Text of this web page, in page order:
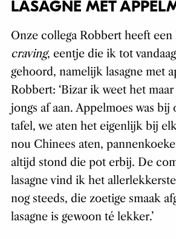
LASAGNE MET
Onze collega Robbert heeft
craving, eentje die ik tot
gehoord, namelijk lasagne met
Robbert: ‘Bizar ik weet het
jongs af aan. Appelmoes was bij
tafel, we aten het eigenlijk bij
nou Chinees aten,
altijd stond die pot erbij. De
lasagne vind ik het
nog steeds, die zoetige smaak
lasagne is gewoon té lekker.’